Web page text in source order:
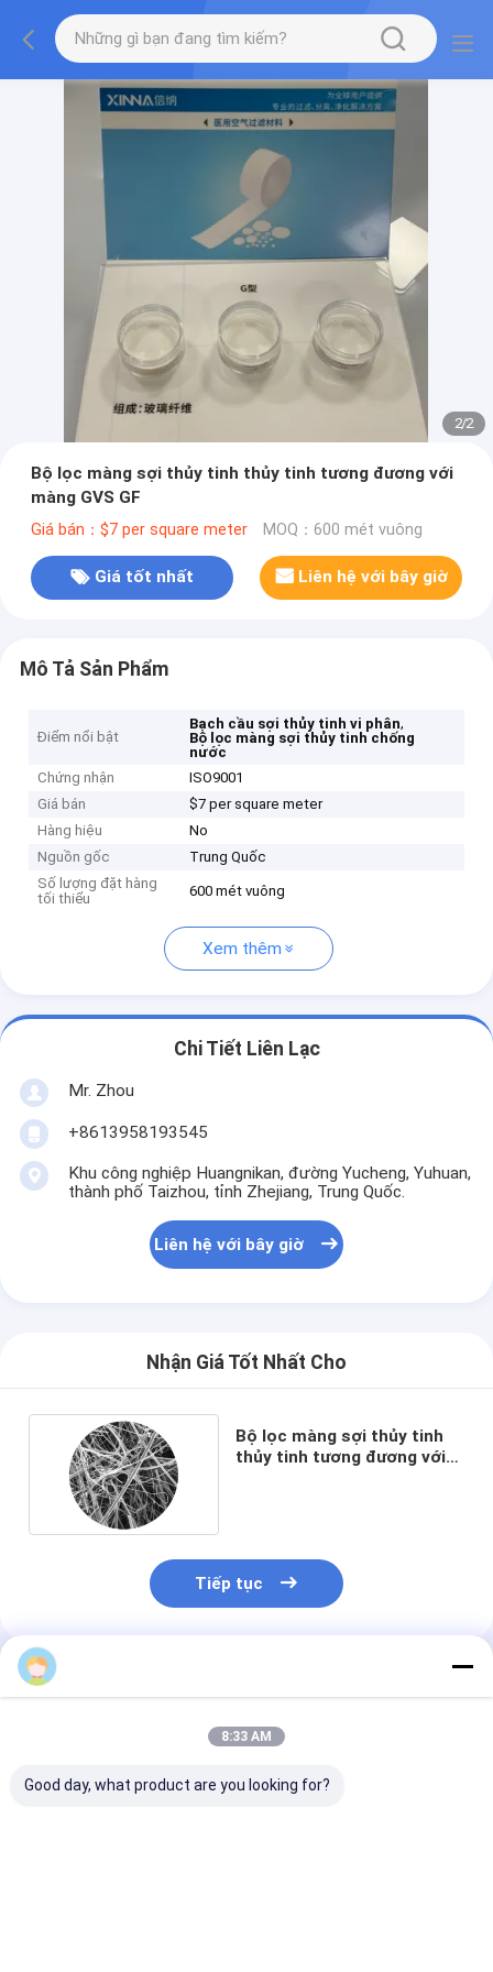
2/2
Bộ lọc màng sợi thủy tinh thủy tinh tương đương với
màng GVS GF
Giá bán：$7 per square meter MOQ：600 mét vuông
Giá tốt nhất Liên hệ với bây giờ
Mô Tả Sản Phẩm
Điểm nổi bật
Bạch cầu sợi thủy tinh vi phân,
Bộ lọc màng sợi thủy tinh chống
nước
Chứng nhận
ISO9001
Giá bán
$7 per square meter
Hàng hiệu
No
Nguồn gốc
Trung Quốc
Số lượng đặt hàng
tối thiểu
600 mét vuông
Xem thêm
Chi Tiết Liên Lạc
Mr. Zhou
+8613958193545
Khu công nghiệp Huangnikan, đường Yucheng, Yuhuan,
thành phố Taizhou, tỉnh Zhejiang, Trung Quốc.
Liên hệ với bây giờ
Nhận Giá Tốt Nhất Cho
Bộ lọc màng sợi thủy tinh
thủy tinh tương đương với
Tiếp tục
Sản Phẩm Khuyến Cáo
8:33 AM
Good day, what product are you looking for?